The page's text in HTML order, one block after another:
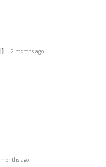
2 months ago
ago